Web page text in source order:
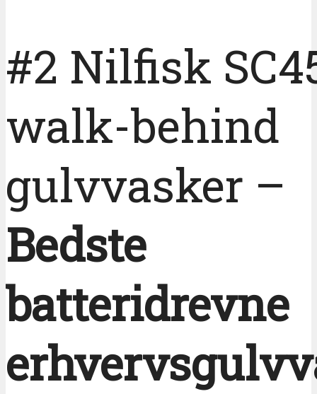
#2 Nilfisk
walk-behind
gulvvasker –
Bedste
batteridrevne